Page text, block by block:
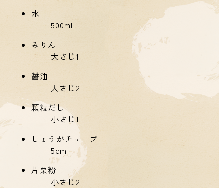
水
500ml
みりん
大さじ1
醤油
大さじ2
顆粒だし
小さじ1
しょうがチューブ
5cm
片栗粉
小さじ2